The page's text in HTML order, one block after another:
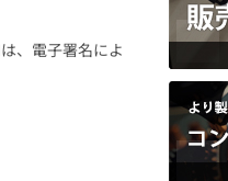
、電子署名によ